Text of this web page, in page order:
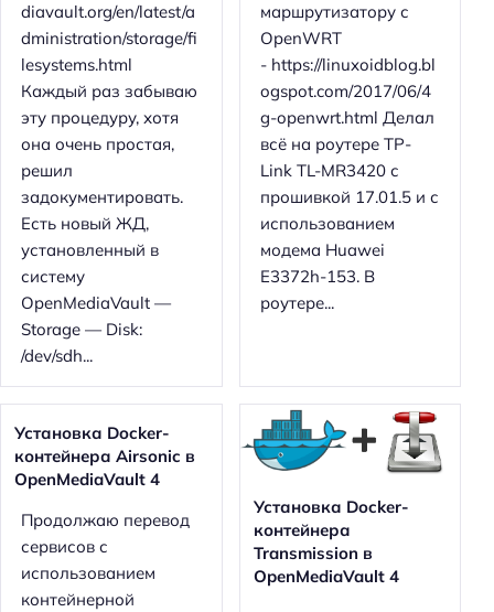
diavault.org/en/latest/a
dministration/storage/fi
lesystems.html
Каждый раз забываю
эту процедуру, хотя
она очень простая,
решил
задокументировать.
Есть новый ЖД,
установленный в
систему
OpenMediaVault —
Storage — Disk:
/dev/sdh...
маршрутизатору с
OpenWRT
- https://linuxoidblog.bl
ogspot.com/2017/06/4
g-openwrt.html Делал
всё на роутере TP-
Link TL-MR3420 с
прошивкой 17.01.5 и с
использованием
модема Huawei
E3372h-153. В
роутере...
Установка Docker-
контейнера Airsonic в
OpenMediaVault 4
Продолжаю перевод
сервисов с
использованием
контейнерной
Установка Docker-
контейнера
Transmission в
OpenMediaVault 4
Н
а
й